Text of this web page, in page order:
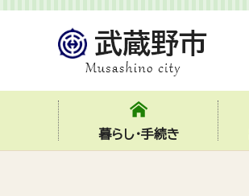
暮らし・手続き